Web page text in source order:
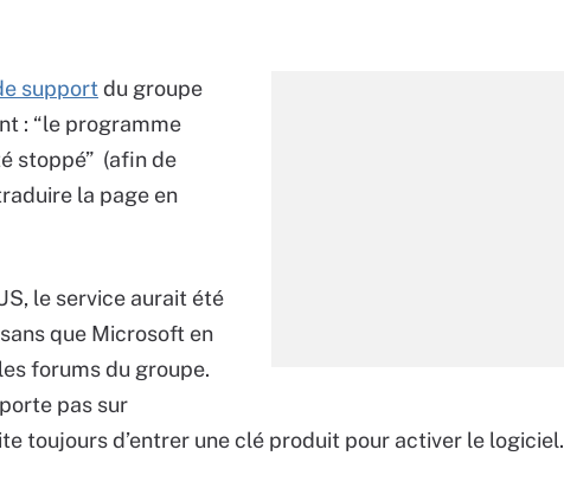
support du groupe
: “le programme
stoppé” (afin de
la page en
le service aurait été
que Microsoft en
forums du groupe.
pas sur
toujours d’entrer une clé produit pour activer le logiciel.